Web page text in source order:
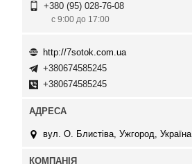
+380 (95) 028-76-08
с 9:00 до 17:00
http://7sotok.com.ua
+380674585245
+380674585245
вул. О. Блистіва, Ужгород, Україна